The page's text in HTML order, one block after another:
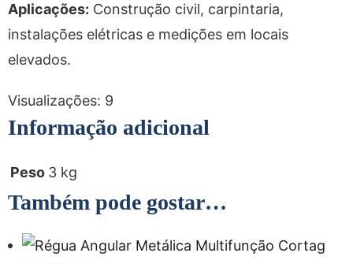
Aplicações: Construção civil, carpintaria,
instalações elétricas e medições em locais
elevados.
Visualizações: 9
Informação adicional
Peso 3 kg
Também pode gostar…